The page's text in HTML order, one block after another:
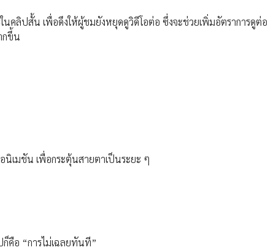
คลิปสั้น เพื่อดึงให้ผู้ชมยังหยุดดูวิดีโอต่อ ซึ่งจะช่วยเพิ่มอัตราการดูต่อ
กขึ้น
เมชัน เพื่อกระตุ้นสายตาเป็นระยะ ๆ
คือ “การไม่เฉลยทันที”